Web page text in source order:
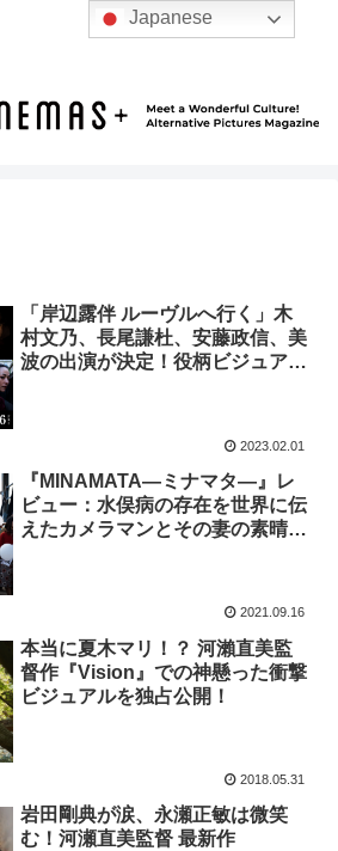
「岸辺露伴 ルーヴルへ行く」木
村文乃、長尾謙杜、安藤政信、美
波の出演が決定！役柄ビジュアル
2023.02.01
『MINAMATA―ミナマタ―』レ
ビュー：水俣病の存在を世界に伝
えたカメラマンとその妻の素晴ら
2021.09.16
本当に夏木マリ！？ 河瀨直美監
督作『Vision』での神懸った衝撃
ビジュアルを独占公開！
2018.05.31
岩田剛典が涙、永瀬正敏は微笑
む！河瀬直美監督 最新作
Japanese